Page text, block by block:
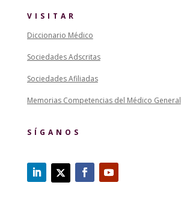
VISITAR
Diccionario Médico
Sociedades Adscritas
Sociedades Afiliadas
Memorias Competencias del Médico General
SÍGANOS